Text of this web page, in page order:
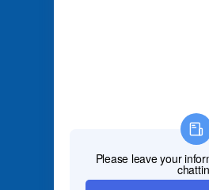
ディスクLEDスクリーン
ポスター LED スクリーン
床タイルLEDスクリーン
スタジアム LED スクリーン